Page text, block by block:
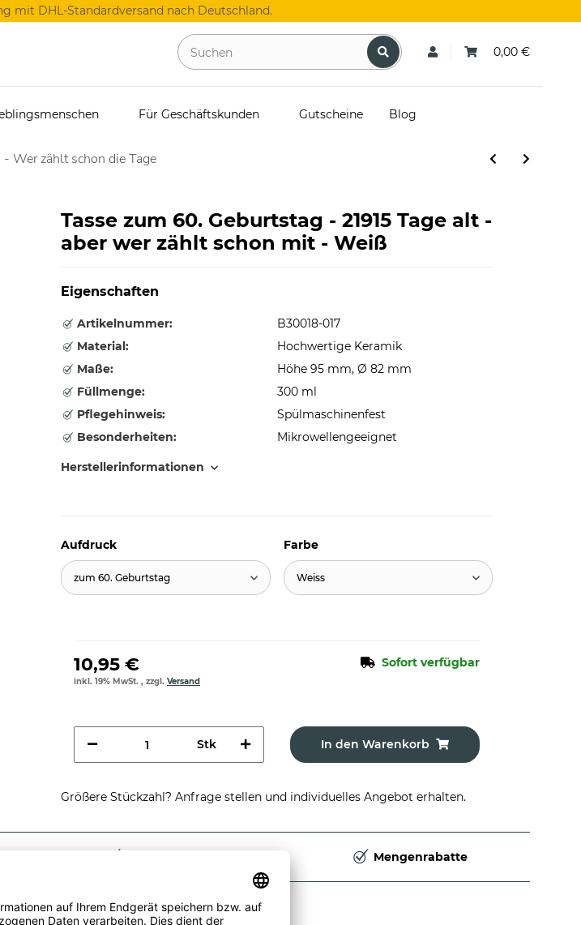
mit DHL-Standardversand nach Deutschland.
0,00 €
Für Geschäftskunden Gutscheine Blog
Wer zählt schon die Tage
Tasse zum 60. Geburtstag - 21915 Tage alt -
aber wer zählt schon mit - Weiß
Eigenschaften
Artikelnummer:
B30018-017
Material:
Hochwertige Keramik
Maße:
Höhe 95 mm, Ø 82 mm
Füllmenge:
300 ml
Pflegehinweis:
Spülmaschinenfest
Besonderheiten:
Mikrowellengeeignet
Herstellerinformationen
Aufdruck
zum 60. Geburtstag
Farbe
Weiss
10,95 € Sofort verfügbar
inkl. 19% MwSt. , zzgl. Versand
Stk In den Warenkorb
Größere Stückzahl? Anfrage stellen und individuelles Angebot erhalten.
Mengenrabatte